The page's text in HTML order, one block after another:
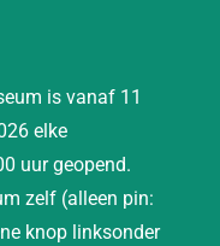
is vanaf 11
elke
uur geopend.
zelf (alleen pin:
knop linksonder